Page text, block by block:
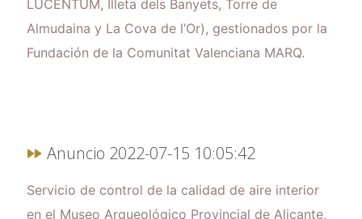
LUCENTUM, Illeta dels Banyets, Torre de
Almudaina y La Cova de l’Or), gestionados por la
Fundación de la Comunitat Valenciana MARQ.
Anuncio 2022-07-15 10:05:42
Servicio de control de la calidad de aire interior
en el Museo Arqueológico Provincial de Alicante,